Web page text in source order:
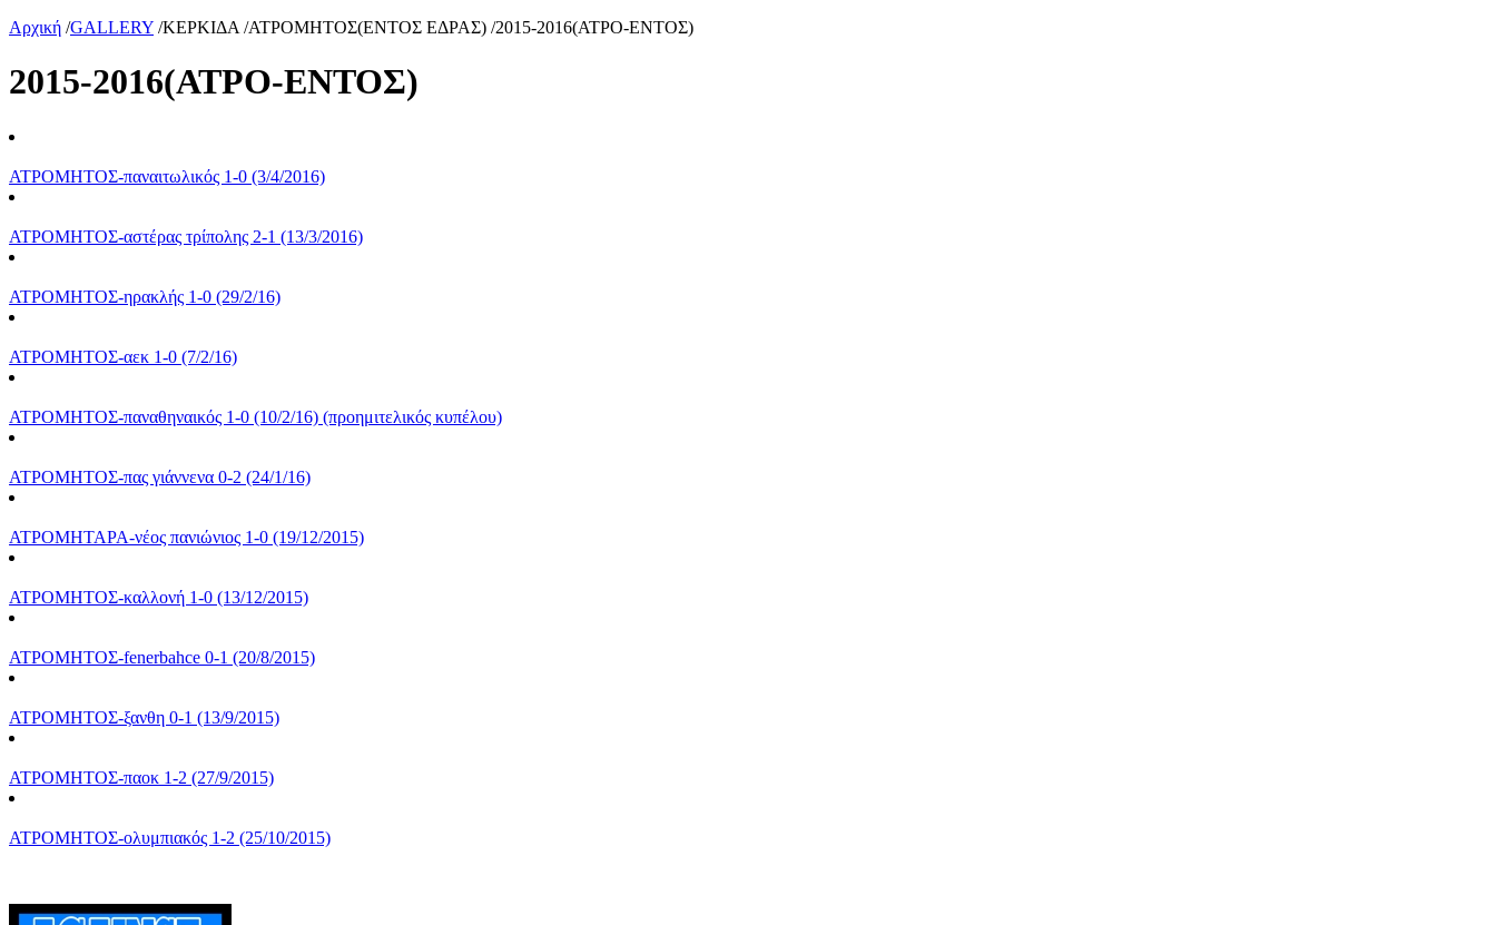
Αρχική /GALLERY /ΚΕΡΚΙΔΑ /ΑΤΡΟΜΗΤΟΣ(ΕΝΤΟΣ ΕΔΡΑΣ) /2015-2016(ΑΤΡΟ-ΕΝΤΟΣ)
2015-2016(ΑΤΡΟ-ΕΝΤΟΣ)
ΑΤΡΟΜΗΤΟΣ-παναιτωλικός 1-0 (3/4/2016)
ΑΤΡΟΜΗΤΟΣ-αστέρας τρίπολης 2-1 (13/3/2016)
ATΡΟΜΗΤΟΣ-ηρακλής 1-0 (29/2/16)
ATΡΟΜΗΤΟΣ-αεκ 1-0 (7/2/16)
ATΡΟΜΗΤΟΣ-παναθηναικός 1-0 (10/2/16) (προημιτελικός κυπέλου)
ATΡΟΜΗΤΟΣ-πας γιάννενα 0-2 (24/1/16)
ΑΤΡΟΜΗΤΑΡΑ-νέος πανιώνιος 1-0 (19/12/2015)
ΑΤΡΟΜΗΤΟΣ-καλλονή 1-0 (13/12/2015)
ΑΤΡΟΜΗΤΟΣ-fenerbahce 0-1 (20/8/2015)
ΑΤΡΟΜΗΤΟΣ-ξανθη 0-1 (13/9/2015)
ΑΤΡΟΜΗΤΟΣ-παοκ 1-2 (27/9/2015)
ΑΤΡΟΜΗΤΟΣ-ολυμπιακός 1-2 (25/10/2015)